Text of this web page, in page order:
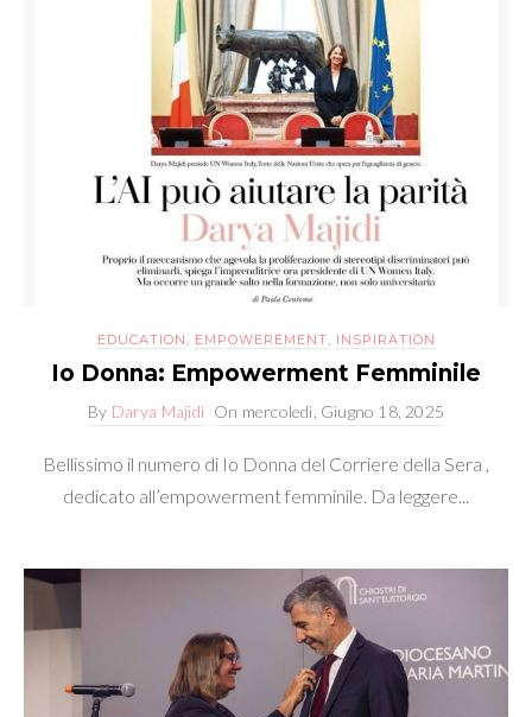
EDUCATION EMPOWEREMENT INSPIRATION
Io Donna: Empowerment Femminile
By Darya Majidi On mercoledì, Giugno 18, 2025
Bellissimo il numero di Io Donna del Corriere della Sera ,
dedicato all’empowerment femminile. Da leggere...